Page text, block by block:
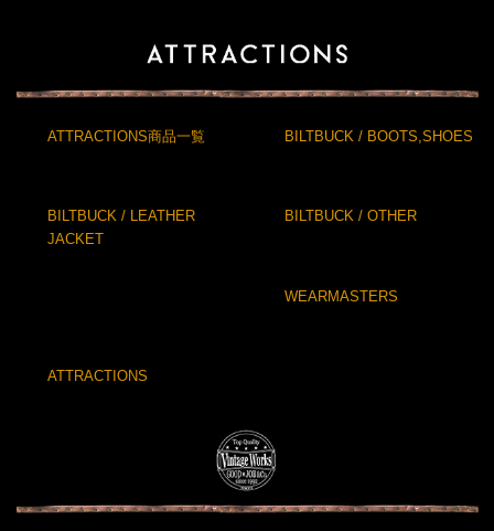
ATTRACTIONS商品一覧 BILTBUCK / BOOTS,SHOES
BILTBUCK / LEATHER
JACKET
BILTBUCK / OTHER
WEARMASTERS
ATTRACTIONS